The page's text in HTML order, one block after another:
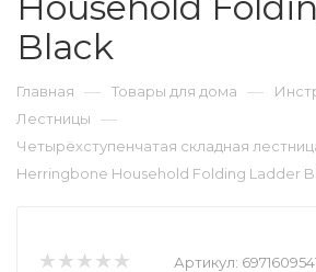
Black
Главная — Товары для дома —
Лестницы —
Четырёхступенчатая складная
Herringbone Household Folding Ladder
Артикул: